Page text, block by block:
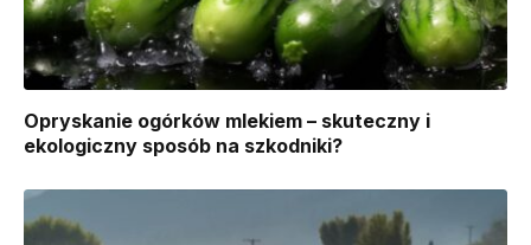
Opryskanie ogórków mlekiem – skuteczny i
ekologiczny sposób na szkodniki?